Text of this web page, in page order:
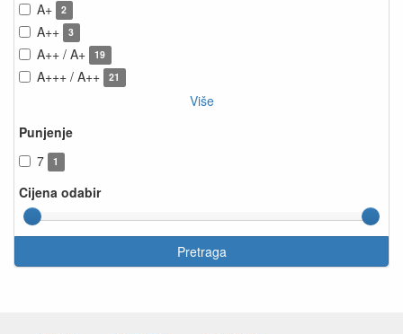
A+ 2
A++ 3
A++ / A+ 19
A+++ / A++ 21
Više
Punjenje
7
1
Cijena odabir
Pretraga